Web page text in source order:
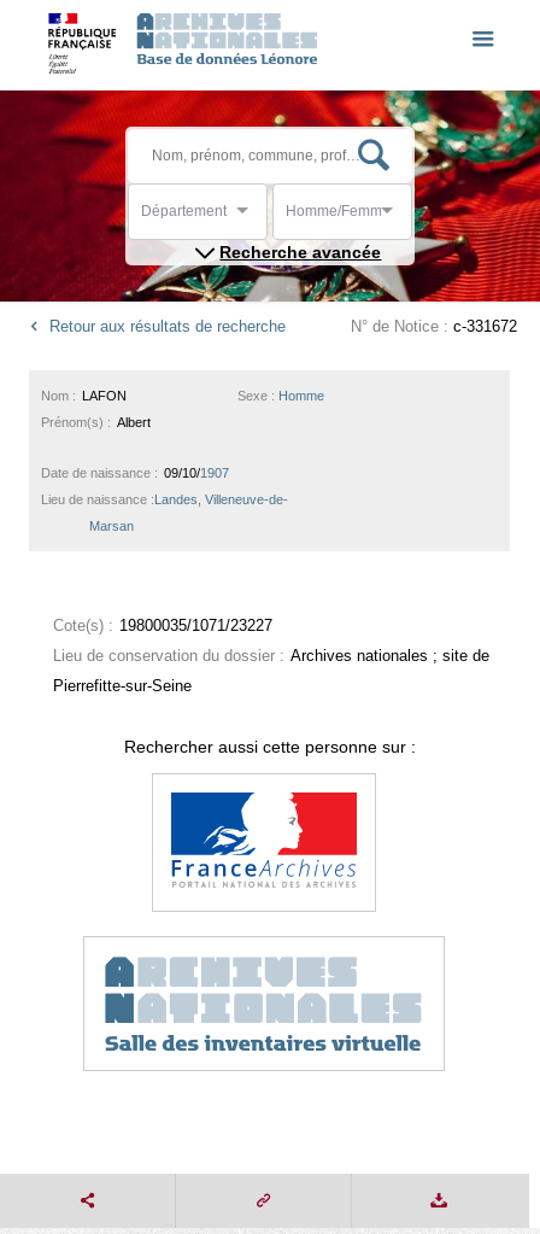
Département Homme/Femme
Recherche avancée
Retour aux résultats de recherche N° de Notice : c-331672
Sexe : Homme
Nom : LAFON
Prénom(s) : Albert
Date de naissance : 09/10/1907
Lieu de naissance :Landes, Villeneuve-de-
Marsan
Cote(s) : 19800035/1071/23227
Lieu de conservation du dossier : Archives nationales ; site de
Pierrefitte-sur-Seine
Rechercher aussi cette personne sur :